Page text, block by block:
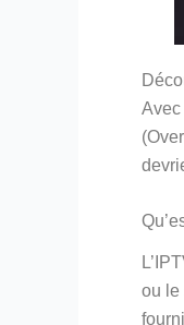
Avec
ou le